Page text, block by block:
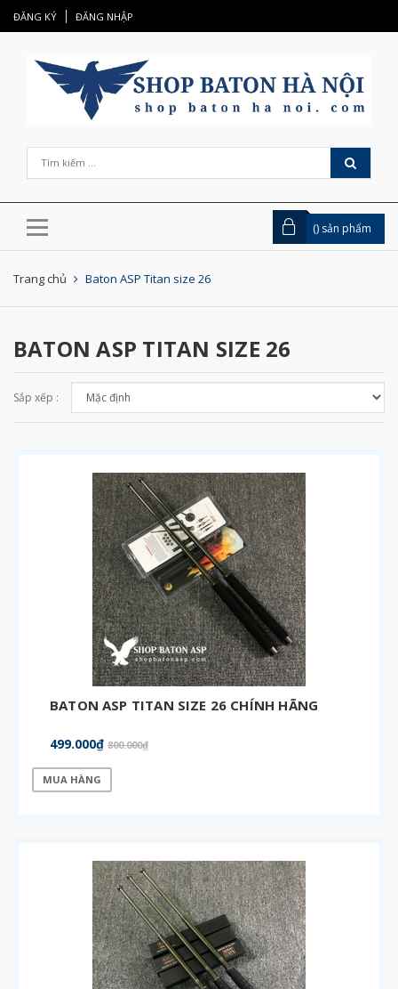
ĐĂNG KÝ ĐĂNG NHẬP
() sản phẩm
Trang chủ Baton ASP Titan size 26
BATON ASP TITAN SIZE 26
Sắp xếp :
BATON ASP TITAN SIZE 26 CHÍNH HÃNG
499.000₫ 800.000₫
MUA HÀNG